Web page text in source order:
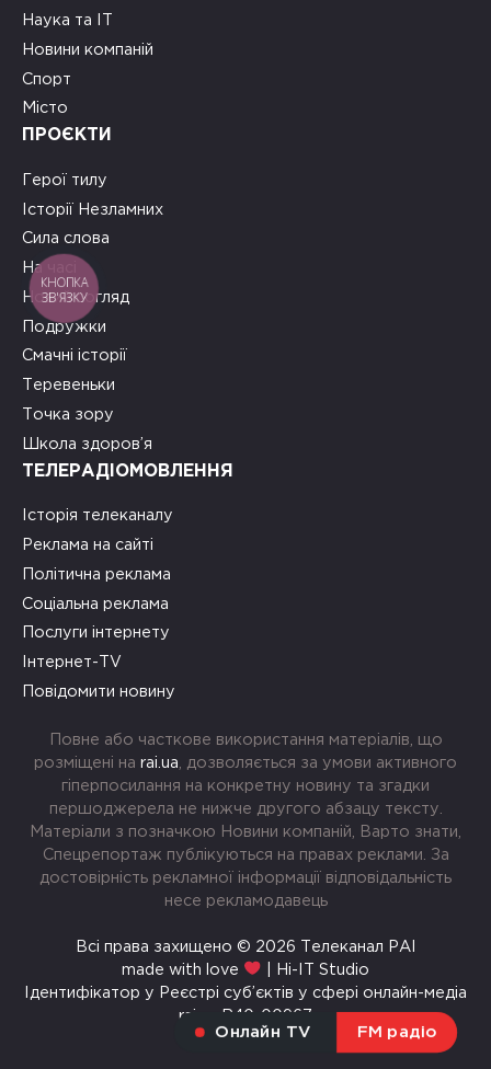
Онлайн TV FM радіо
Наука та ІТ
Новини компаній
Спорт
Місто
ПРОЄКТИ
Герої тилу
Історії Незламних
Сила слова
На часі
Новий погляд
Подружки
Смачні історії
Теревеньки
Точка зору
Школа здоров’я
ТЕЛЕРАДІОМОВЛЕННЯ
Історія телеканалу
Реклама на сайті
Політична реклама
Соціальна реклама
Послуги інтернету
Інтернет-TV
Повідомити новину
Повне або часткове використання матеріалів, що
розміщені на rai.ua , дозволяється за умови активного
гіперпосилання на конкретну новину та згадки
першоджерела не нижче другого абзацу тексту.
Матеріали з позначкою Новини компаній, Варто знати,
Спецрепортаж публікуються на правах реклами. За
достовірність рекламної інформації відповідальність
несе рекламодавець
Всі права захищено © 2026 Телеканал РАІ
made with love
| Hi-IT Studio
Ідентифікатор у Реєстрі суб’єктів у сфері онлайн-медіа
rai.ua R40-00967
КНОПКА
ЗВ'ЯЗКУ